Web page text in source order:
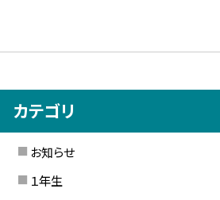
カテゴリ
お知らせ
１年生